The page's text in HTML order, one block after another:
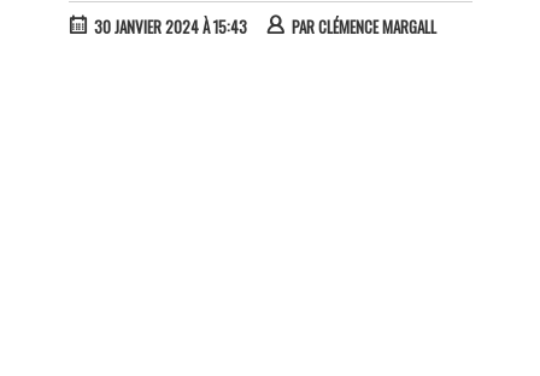
30 JANVIER 2024 À 15:43 PARCLÉMENCE MARGALL